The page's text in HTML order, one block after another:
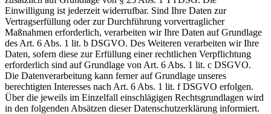
Einwilligung ist jederzeit widerrufbar. Sind Ihre Daten zur
Vertragserfüllung oder zur Durchführung vorvertraglicher
Maßnahmen erforderlich, verarbeiten wir Ihre Daten auf Grundlage
des Art. 6 Abs. 1 lit. b DSGVO. Des Weiteren verarbeiten wir Ihre
Daten, sofern diese zur Erfüllung einer rechtlichen Verpflichtung
erforderlich sind auf Grundlage von Art. 6 Abs. 1 lit. c DSGVO.
Die Datenverarbeitung kann ferner auf Grundlage unseres
berechtigten Interesses nach Art. 6 Abs. 1 lit. f DSGVO erfolgen.
Über die jeweils im Einzelfall einschlägigen Rechtsgrundlagen wird
in den folgenden Absätzen dieser Datenschutzerklärung informiert.